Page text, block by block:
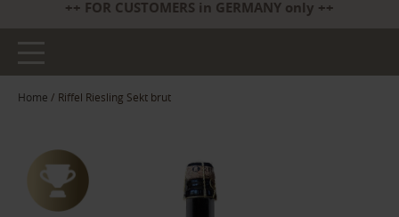
++ FOR CUSTOMERS in GERMANY only ++
Home Riffel Riesling Sekt brut